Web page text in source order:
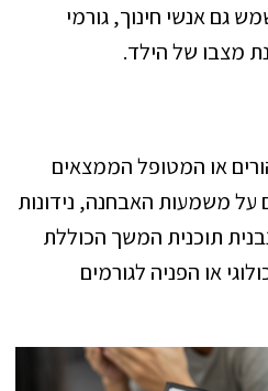
גם אנשי חינוך, גורמי
מצבו של הילד.
או המטופל הממצאים
על משמעות האבחנה, נידונות
תוכנית המשך הכוללת
או הפניה לגורמים